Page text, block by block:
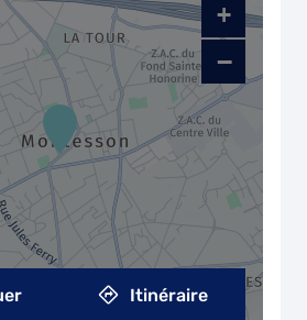
+
−
Itinéraire